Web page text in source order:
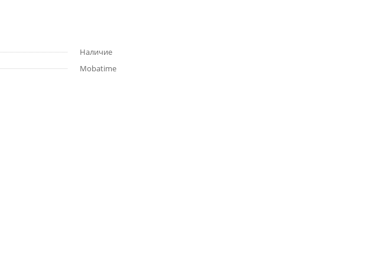
Наличие
Mobatime